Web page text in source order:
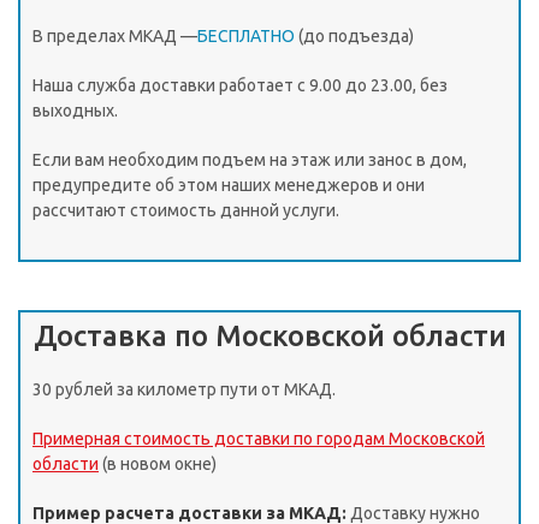
В пределах МКАД —БЕСПЛАТНО (до подъезда)
Наша служба доставки работает c 9.00 до 23.00, без
выходных.
Если вам необходим подъем на этаж или занос в дом,
предупредите об этом наших менеджеров и они
рассчитают стоимость данной услуги.
Доставка по Московской области
30 рублей за километр пути от МКАД.
Примерная стоимость доставки по городам Московской
области (в новом окне)
Пример расчета доставки за МКАД: Доставку нужно